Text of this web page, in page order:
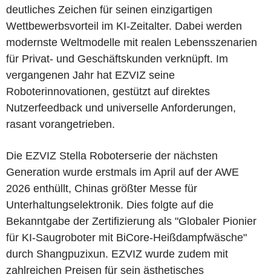
deutliches Zeichen für seinen einzigartigen
Wettbewerbsvorteil im KI-Zeitalter. Dabei werden
modernste Weltmodelle mit realen Lebensszenarien
für Privat- und Geschäftskunden verknüpft. Im
vergangenen Jahr hat EZVIZ seine
Roboterinnovationen, gestützt auf direktes
Nutzerfeedback und universelle Anforderungen,
rasant vorangetrieben.
Die EZVIZ Stella Roboterserie der nächsten
Generation wurde erstmals im April auf der AWE
2026 enthüllt, Chinas größter Messe für
Unterhaltungselektronik. Dies folgte auf die
Bekanntgabe der Zertifizierung als "Globaler Pionier
für KI-Saugroboter mit BiCore-Heißdampfwäsche"
durch Shangpuzixun. EZVIZ wurde zudem mit
zahlreichen Preisen für sein ästhetisches